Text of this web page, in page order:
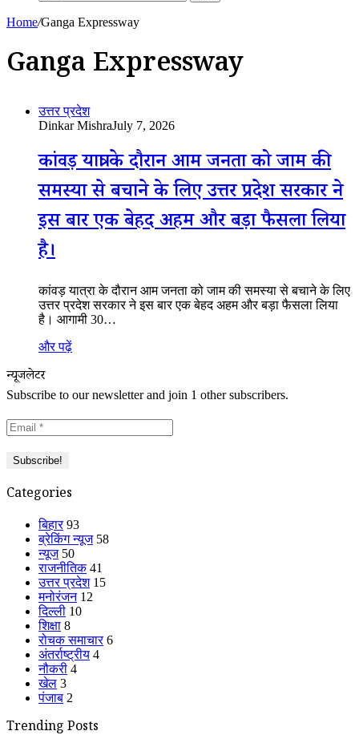
Home/Ganga Expressway
Ganga Expressway
उत्तर प्रदेश
Dinkar MishraJuly 7, 2026
कांवड़ यात्रा के दौरान आम जनता को जाम की
समस्या से बचाने के लिए उत्तर प्रदेश सरकार ने
इस बार एक बेहद अहम और बड़ा फैसला लिया
है।
कांवड़ यात्रा के दौरान आम जनता को जाम की समस्या से बचाने के लिए
उत्तर प्रदेश सरकार ने इस बार एक बेहद अहम और बड़ा फैसला लिया
है। आगामी 30…
और पढ़ें
न्यूजलेटर
Subscribe to our newsletter and join 1 other subscribers.
Categories
बिहार 93
ब्रेकिंग न्यूज 58
न्यूज 50
राजनीतिक 41
उत्तर प्रदेश 15
मनोरंजन 12
दिल्ली 10
शिक्षा 8
रोचक समाचार 6
अंतर्राष्ट्रीय 4
नौकरी 4
खेल 3
पंजाब 2
Trending Posts